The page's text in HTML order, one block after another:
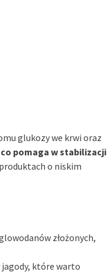
glukozy we krwi oraz
co pomaga w stabilizacji
o niskim
złożonych,
jagody, które warto